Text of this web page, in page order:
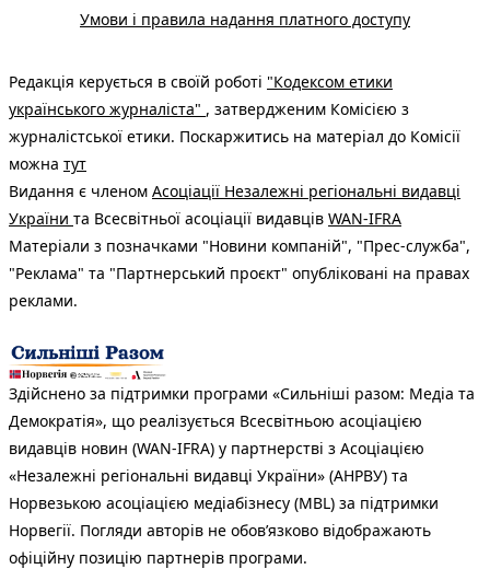
Умови і правила надання платного доступу
Редакція керується в своїй роботі "Кодексом етики
українського журналіста" , затвердженим Комісією з
журналістської етики. Поскаржитись на матеріал до Комісії
можна тут
Видання є членом Асоціації Незалежні регіональні видавці
України та Всесвітньої асоціації видавців WAN-IFRA
Матеріали з позначками "Новини компаній", "Прес-служба",
"Реклама" та "Партнерський проєкт" опубліковані на правах
реклами.
Здійснено за підтримки програми «Сильніші разом: Медіа та
Демократія», що реалізується Всесвітньою асоціацією
видавців новин (WAN-IFRA) у партнерстві з Асоціацією
«Незалежні регіональні видавці України» (АНРВУ) та
Норвезькою асоціацією медіабізнесу (MBL) за підтримки
Норвегії. Погляди авторів не обов’язково відображають
офіційну позицію партнерів програми.